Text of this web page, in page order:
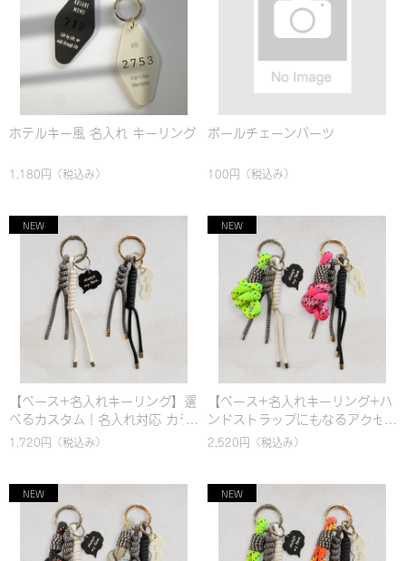
ホテルキー風 名入れ キーリング
1,180円 （税込み）
ボールチェーンパーツ
100円 （税込み）
【ベース+名入れキーリング】選
べるカスタム！名入れ対応 カラ
ビナ バッグチャーム & ハンドス
1,720円 （税込み）
【ベース+名入れキーリング+ハ
ンドストラップにもなるアクセ
ントチャーム(太)】選べるカスタ
パラコード編み｜シンプル｜カ
ラフル｜おしゃれ
2,520円 （税込み）